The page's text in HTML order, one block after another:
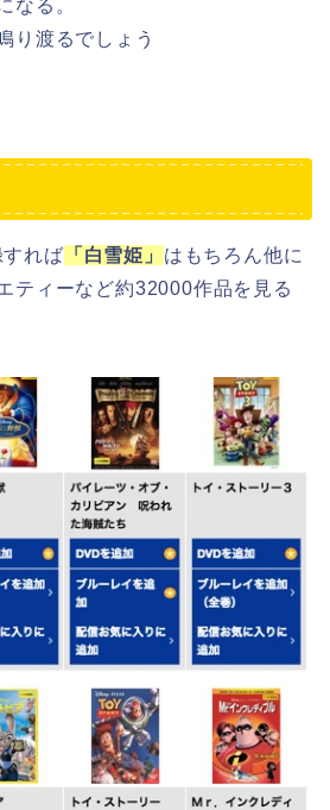
やバラエティーが気になる方は